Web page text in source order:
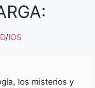
/IOS
los misterios y